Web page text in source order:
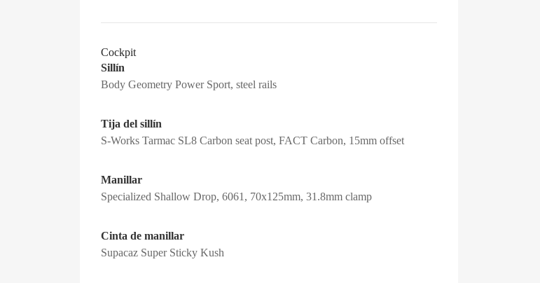
Cockpit
Sillín
Body Geometry Power Sport, steel rails
Tija del sillín
S-Works Tarmac SL8 Carbon seat post, FACT Carbon, 15mm offset
Manillar
Specialized Shallow Drop, 6061, 70x125mm, 31.8mm clamp
Cinta de manillar
Supacaz Super Sticky Kush